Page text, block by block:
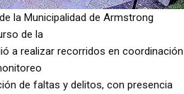
la Municipalidad de Armstrong
de la
a realizar recorridos en coordinación
de faltas y delitos, con presencia